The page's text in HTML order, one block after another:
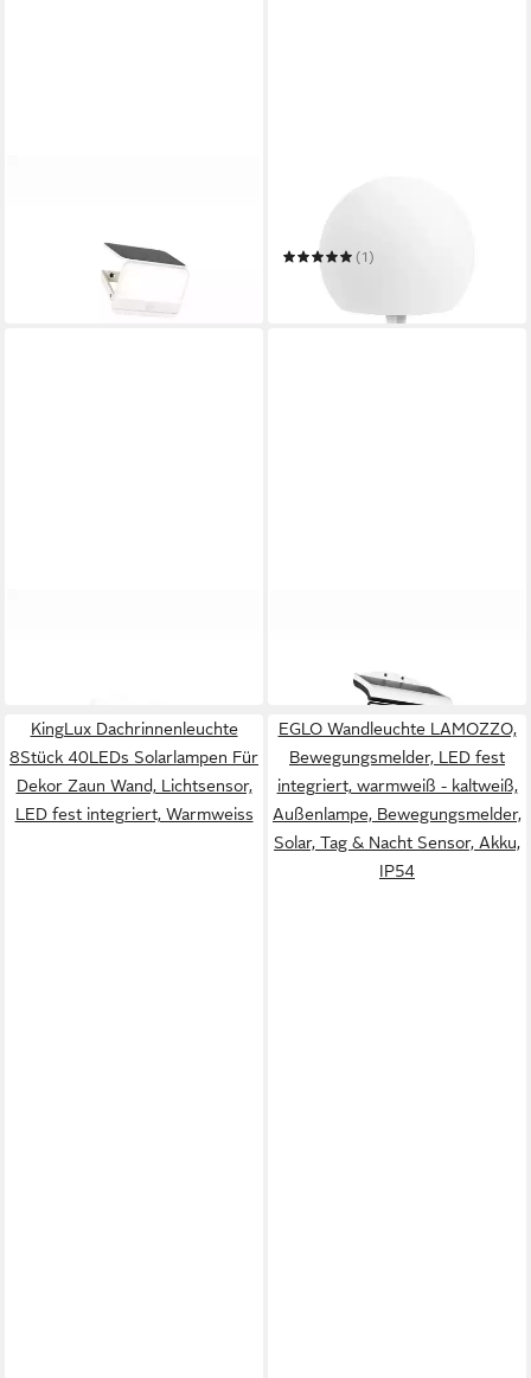
in 9-11 Werktagen bei dir
LED Solarleuchte LED Solar
+ Warmweiss
(1)
17,49 €
in 4-5 Werktagen bei dir
in 9-11 Werktagen bei dir
KingLux Dachrinnenleuchte
8Stück 40LEDs Solarlampen Für
Dekor Zaun Wand, Lichtsensor,
LED fest integriert, Warmweiss
EGLO Wandleuchte LAMOZZO,
Bewegungsmelder, LED fest
integriert, warmweiß - kaltweiß,
Außenlampe, Bewegungsmelder,
Solar, Tag & Nacht Sensor, Akku,
IP54